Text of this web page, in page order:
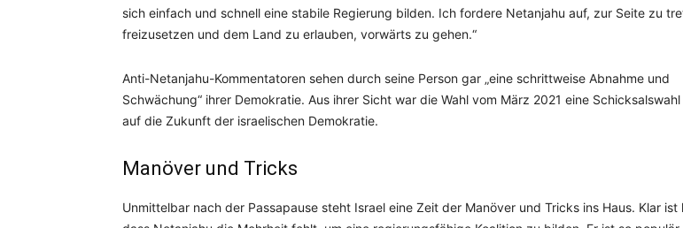
sich einfach und schnell eine stabile Regierung bilden. Ich fordere Netanjahu auf, zur Seite zu
freizusetzen und dem Land zu erlauben, vorwärts zu gehen.“
Anti-Netanjahu-Kommentatoren sehen durch seine Person gar „eine schrittweise Abnahme und
Schwächung“ ihrer Demokratie. Aus ihrer Sicht war die Wahl vom März 2021 eine Schicksalswahl
auf die Zukunft der israelischen Demokratie.
Manöver und Tricks
Unmittelbar nach der Passapause steht Israel eine Zeit der Manöver und Tricks ins Haus. Klar ist